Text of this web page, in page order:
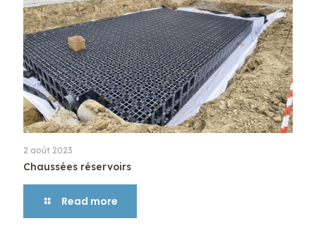
2 août 2023
Chaussées réservoirs
Read more